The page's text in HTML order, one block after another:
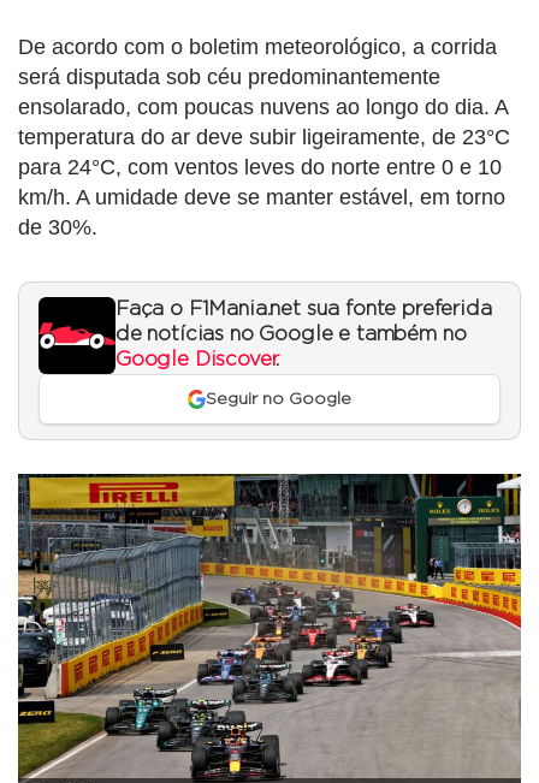
De acordo com o boletim meteorológico, a corrida
será disputada sob céu predominantemente
ensolarado, com poucas nuvens ao longo do dia. A
temperatura do ar deve subir ligeiramente, de 23°C
para 24°C, com ventos leves do norte entre 0 e 10
km/h. A umidade deve se manter estável, em torno
de 30%.
Faça o F1Mania.net sua fonte preferida
de notícias no Google e também no
Google Discover.
Seguir no Google